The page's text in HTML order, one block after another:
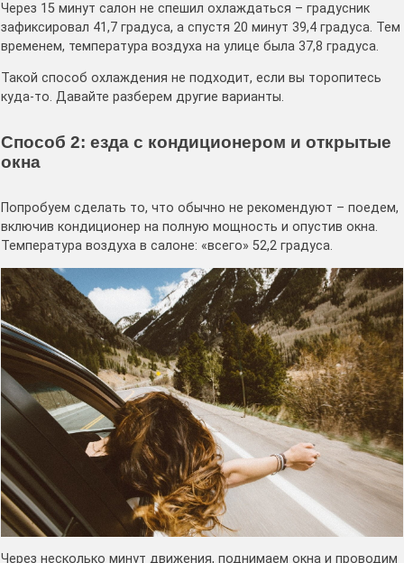
Через 15 минут салон не спешил охлаждаться – градусник
зафиксировал 41,7 градуса, а спустя 20 минут 39,4 градуса. Тем
временем, температура воздуха на улице была 37,8 градуса.
Такой способ охлаждения не подходит, если вы торопитесь
куда-то. Давайте разберем другие варианты.
Способ 2: езда с кондиционером и открытые
окна
Попробуем сделать то, что обычно не рекомендуют – поедем,
включив кондиционер на полную мощность и опустив окна.
Температура воздуха в салоне: «всего» 52,2 градуса.
Через несколько минут движения, поднимаем окна и проводим